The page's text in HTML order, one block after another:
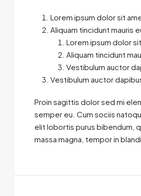
Lorem ipsum dolor sit
Aliquam tincidunt mauris
Lorem ipsum dolor
Aliquam tincidunt
Vestibulum auctor
Vestibulum auctor
Proin sagittis dolor sed mi
semper eu. Cum sociis
elit lobortis purus bibendum,
massa magna, tempor in